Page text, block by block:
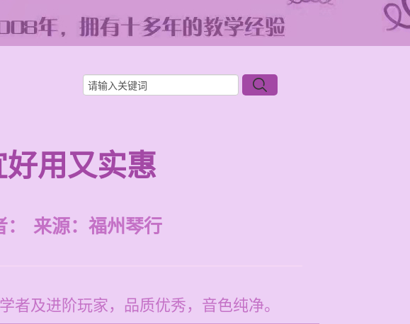
用又实惠
来源： 福州琴行
者及进阶玩家，品质优秀，音色纯净。